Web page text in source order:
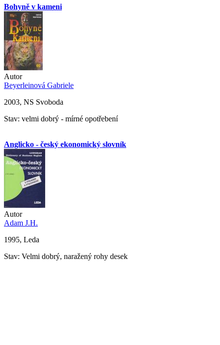
Bohyně v kameni
Autor
Beyerleinová Gabriele
2003, NS Svoboda
Stav: velmi dobrý - mírné opotřebení
Anglicko - český ekonomický slovník
Autor
Adam J.H.
1995, Leda
Stav: Velmi dobrý, naražený rohy desek